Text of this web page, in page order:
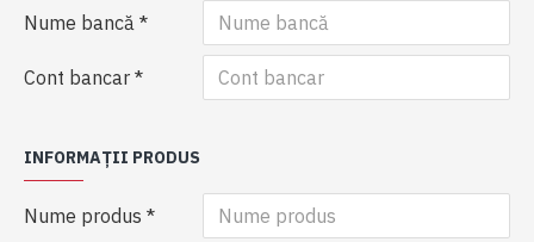
Nume bancă
Cont bancar
INFORMAȚII PRODUS
Nume produs